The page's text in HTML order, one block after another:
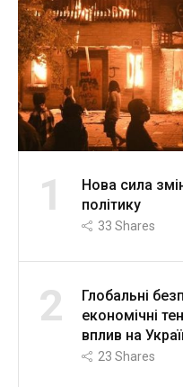
1
Нова сила
політику
33 Shares
2
Глобальні
економічні
вплив на
23 Shares